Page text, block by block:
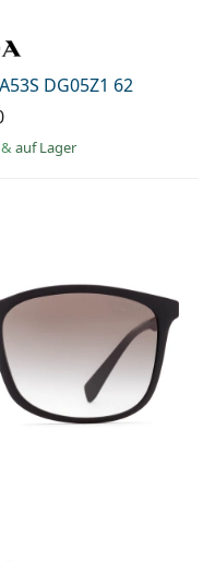
DG05Z1 62
& auf Lager